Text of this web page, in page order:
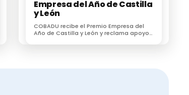
Empresa del Año de Castilla
y León
COBADU recibe el Premio Empresa del
Año de Castilla y León y reclama apoyo
futuro del medio rural